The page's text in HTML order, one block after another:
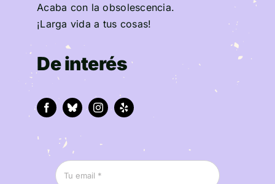
Acaba con la obsolescencia.
¡Larga vida a tus cosas!
De interés